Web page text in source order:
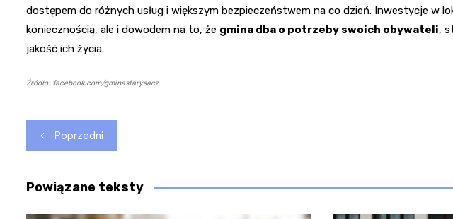
dostępem do różnych usług i większym bezpieczeństwem na co dzień. Inwestycje w
koniecznością, ale i dowodem na to, że gmina dba o potrzeby swoich obywateli,
jakość ich życia.
Źródło: facebook.com/gminastarysacz
Nawigacja
wpisu
Poprzedni
Powiązane teksty